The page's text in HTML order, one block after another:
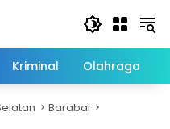
Kriminal Olahraga
Barabai